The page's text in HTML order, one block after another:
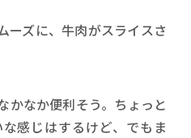
ーズに、牛肉がスライスさ
かなか便利そう。ちょっと
感じはするけど、でもま